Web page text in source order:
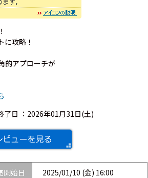
に攻略！
的アプローチが
了日 ： 2026年01月31日(土)
開始日
2025/01/10 (金) 16:00